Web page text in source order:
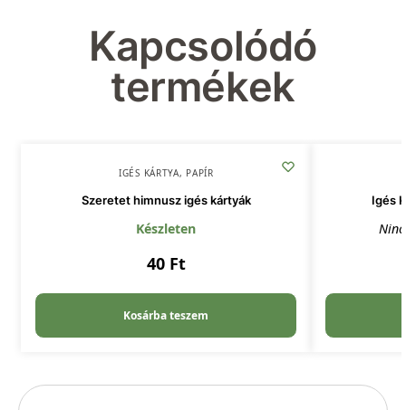
Kapcsolódó
termékek
IGÉS KÁRTYA, PAPÍR
Szeretet himnusz igés kártyák
Készleten
40 Ft
Kosárba teszem
Igés